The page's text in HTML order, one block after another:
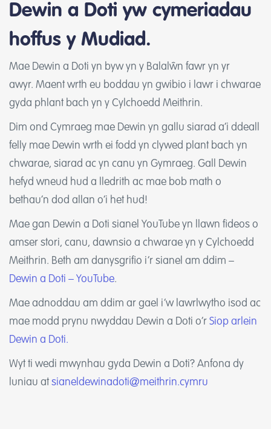
Dewin a Doti yw cymeriadau
hoffus y Mudiad.
Mae Dewin a Doti yn byw yn y Balalŵn fawr yn yr
awyr. Maent wrth eu boddau yn gwibio i lawr i chwarae
gyda phlant bach yn y Cylchoedd Meithrin.
Dim ond Cymraeg mae Dewin yn gallu siarad a’i ddeall
felly mae Dewin wrth ei fodd yn clywed plant bach yn
chwarae, siarad ac yn canu yn Gymraeg. Gall Dewin
hefyd wneud hud a lledrith ac mae bob math o
bethau’n dod allan o’i het hud!
Mae gan Dewin a Doti sianel YouTube yn llawn fideos o
amser stori, canu, dawnsio a chwarae yn y Cylchoedd
Meithrin. Beth am danysgrifio i’r sianel am ddim –
Dewin a Doti – YouTube.
Mae adnoddau am ddim ar gael i’w lawrlwytho isod ac
mae modd prynu nwyddau Dewin a Doti o’r Siop arlein
Dewin a Doti.
Wyt ti wedi mwynhau gyda Dewin a Doti? Anfona dy
luniau at sianeldewinadoti@meithrin.cymru